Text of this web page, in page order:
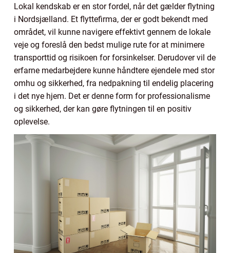
Lokal kendskab er en stor fordel, når det gælder flytning
i Nordsjælland. Et flyttefirma, der er godt bekendt med
området, vil kunne navigere effektivt gennem de lokale
veje og foreslå den bedst mulige rute for at minimere
transporttid og risikoen for forsinkelser. Derudover vil de
erfarne medarbejdere kunne håndtere ejendele med stor
omhu og sikkerhed, fra nedpakning til endelig placering
i det nye hjem. Det er denne form for professionalisme
og sikkerhed, der kan gøre flytningen til en positiv
oplevelse.